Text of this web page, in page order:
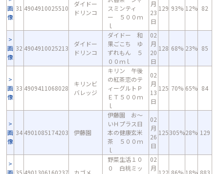
画
像
31 4904910025510
ダイドー
ドリンコ
スミンティ
ー ５００ｍ
ｌ
月
23
日
129 93% 12% 82
画
像
32 4904910025213
ダイドー
ドリンコ
ダイドー 和
果ごこち ゆ
ずれもん ５
００ｍｌ
02
月
20
日
128 68% 23% 85
画
像
33 4909411068028
キリンビ
バレッジ
キリン 午後
の紅茶恋のテ
ィーグルトＰ
ＥＴ５００ｍ
ｌ
02
月
13
日
125 70% 65% 84
画
像
34 4901085174203 伊藤園
伊藤園 お～
いＨプラス日
本の健康玄米
茶 ５００ｍ
ｌ
02
月
26
日
125305%28% 129
画 35 4901306160237 カゴメ
野菜生活１０
０ 白桃ミッ
02
月
122 86% 18% 883